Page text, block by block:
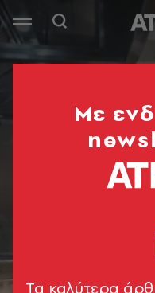
Mε
Tα καλύτερα